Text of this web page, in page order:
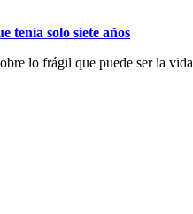
tenía solo siete años
lo frágil que puede ser la